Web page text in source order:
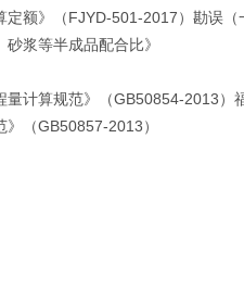
》（FJYD-501-2017）勘误（
等半成品配合比》
算规范》（GB50854-2013）
GB50857-2013）